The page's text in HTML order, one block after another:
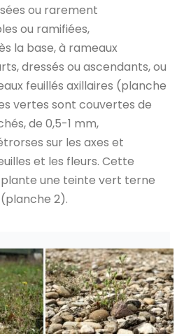
ou rarement
ou ramifiées,
la base, à rameaux
dressés ou ascendants, ou
feuillés axillaires (planche
vertes sont couvertes de
de 0,5-1 mm,
sur les axes et
et les fleurs. Cette
une teinte vert terne
2).